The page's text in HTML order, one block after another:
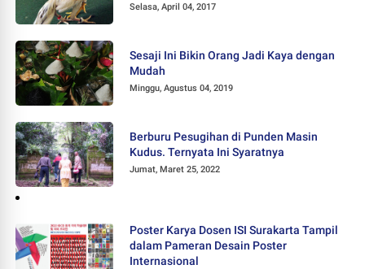
Selasa, April 04, 2017
Sesaji Ini Bikin Orang Jadi Kaya dengan
Mudah
Minggu, Agustus 04, 2019
Berburu Pesugihan di Punden Masin
Kudus. Ternyata Ini Syaratnya
Jumat, Maret 25, 2022
Poster Karya Dosen ISI Surakarta Tampil
dalam Pameran Desain Poster
Internasional